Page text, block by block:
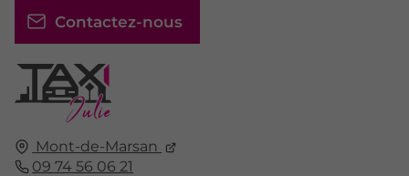
Mont-de-Marsan
09 74 56 06 21
Contactez-nous